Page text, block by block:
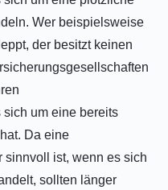
Wer beispielsweise
der besitzt keinen
um eine bereits
Da eine
sinnvoll ist, wenn es sich
sollten länger